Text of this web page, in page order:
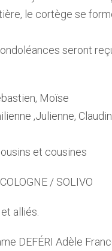
le cortège se
seront
Moïse
,Julienne,
et cousines
/ SOLIVO
alliés.
DEFÉRI Adèle